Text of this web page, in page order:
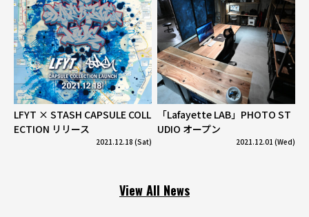
LFYT × STASH CAPSULE COLL
ECTION リリース
2021.12.18 (Sat)
「Lafayette LAB」PHOTO ST
UDIO オープン
2021.12.01 (Wed)
View All News